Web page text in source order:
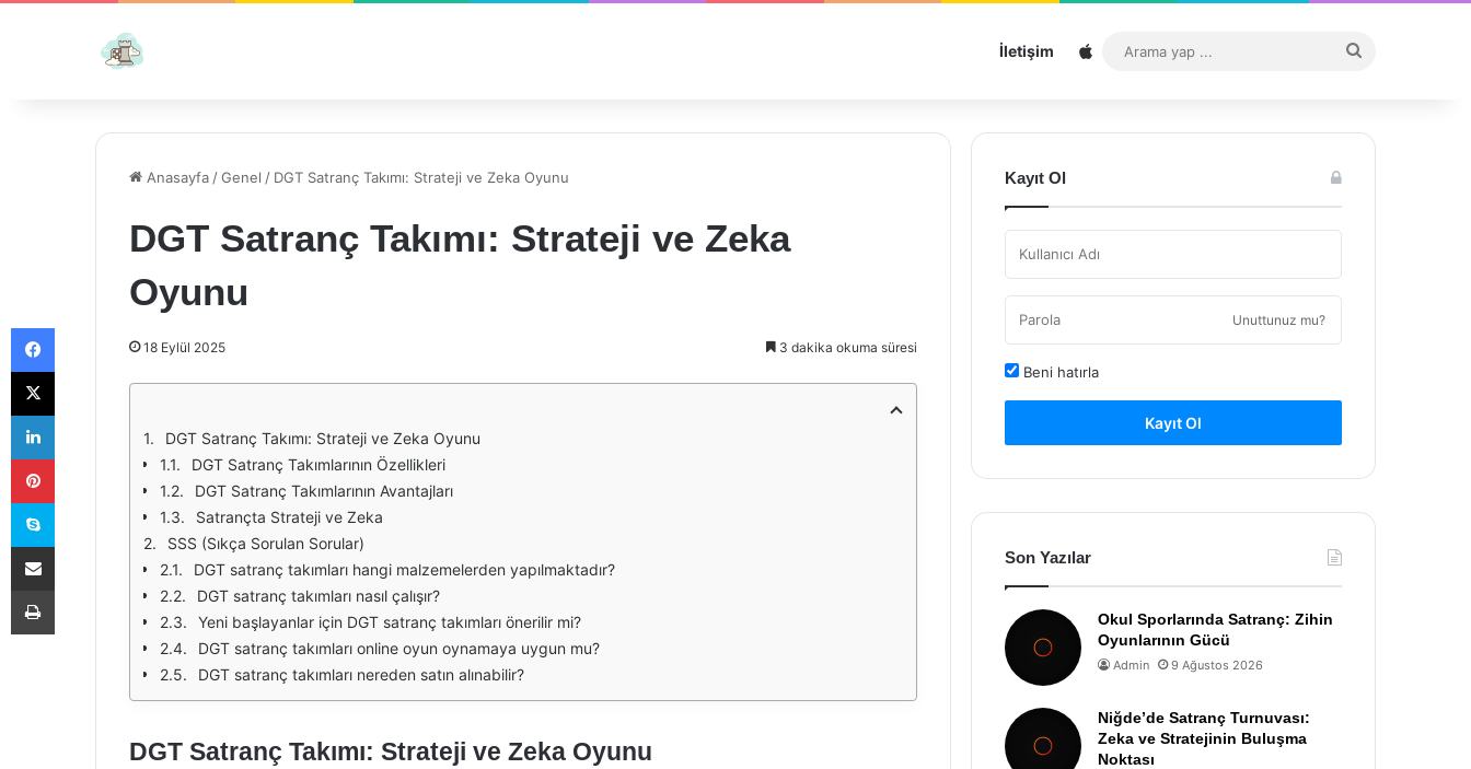
İletişim Sitemap
...
Anasayfa /Genel / DGT Satranç Takımı: Strateji ve Zeka Oyunu
DGT Satranç Takımı: Strateji ve Zeka
Oyunu
18 Eylül 2025 3 dakika okuma süresi
DGT Satranç Takımı: Strateji ve Zeka Oyunu
DGT Satranç Takımlarının Özellikleri
DGT Satranç Takımlarının Avantajları
Satrançta Strateji ve Zeka
SSS (Sıkça Sorulan Sorular)
DGT satranç takımları hangi malzemelerden yapılmaktadır?
DGT satranç takımları nasıl çalışır?
Yeni başlayanlar için DGT satranç takımları önerilir mi?
DGT satranç takımları online oyun oynamaya uygun mu?
DGT satranç takımları nereden satın alınabilir?
DGT Satranç Takımı: Strateji ve Zeka Oyunu
Kayıt Ol
Unuttunuz mu?
Beni hatırla
Kayıt Ol
Son Yazılar
Okul Sporlarında Satranç: Zihin
Oyunlarının Gücü
Admin 9 Ağustos 2026
Niğde’de Satranç Turnuvası:
Zeka ve Stratejinin Buluşma
Noktası
Facebook
X
LinkedIn
Pinterest
Skype
E-Posta ile paylaş